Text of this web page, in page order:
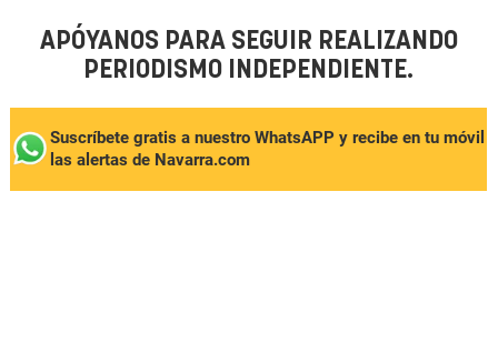
APÓYANOS PARA SEGUIR REALIZANDO
PERIODISMO INDEPENDIENTE.
Suscríbete gratis a nuestro WhatsAPP y recibe en tu móvil
las alertas de Navarra.com